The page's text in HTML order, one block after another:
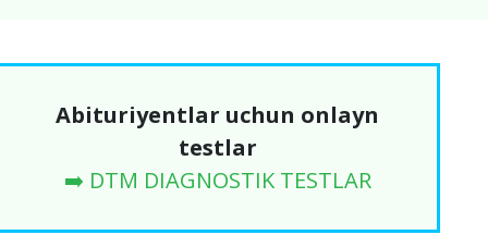
Abituriyentlar uchun onlayn
testlar
➡️ DTM DIAGNOSTIK TESTLAR